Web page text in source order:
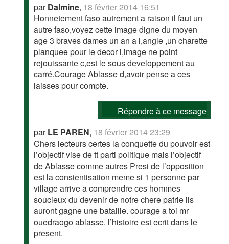
parDalmine, 18 février 2014 16:51
Honnetement faso autrement a raison il faut un
autre faso,voyez cette image digne du moyen
age 3 braves dames un an a l,angle ,un charette
planquee pour le decor l,image ne point
rejouissante c,est le sous developpement au
carré.Courage Ablasse d,avoir pense a ces
laisses pour compte.
Répondre à ce message
parLE PAREN, 18 février 2014 23:29
Chers lecteurs certes la conquette du pouvoir est
l’objectif vise de tt parti politique mais l’objectif
de Ablasse comme autres Presi de l’opposition
est la consientisation meme si 1 personne par
village arrive a comprendre ces hommes
soucieux du devenir de notre chere patrie ils
auront gagne une bataille. courage a toi mr
ouedraogo ablasse. l’histoire est ecrit dans le
present.